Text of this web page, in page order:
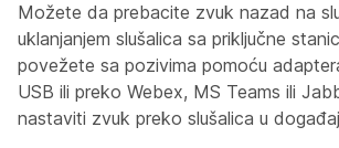
Možete da prebacite zvuk nazad na
uklanjanjem slušalica sa priključne
povežete sa pozivima pomoću
USB ili preko Webex, MS Teams ili
nastaviti zvuk preko slušalica u